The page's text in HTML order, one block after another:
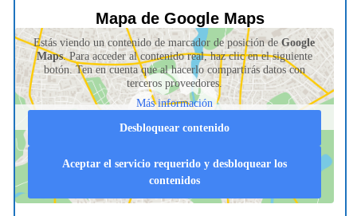
Mapa de Google Maps
Estás viendo un contenido de marcador de posición deGoogle
Maps. Para acceder al contenido real, haz clic en el siguiente
botón. Ten en cuenta que al hacerlo compartirás datos con
terceros proveedores.
Más información
Desbloquear contenido
Aceptar el servicio requerido y desbloquear los
contenidos